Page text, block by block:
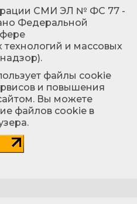
СМИ ЭЛ № ФС 77 -
Федеральной
и массовых
файлы cookie
и повышения
Вы можете
файлов cookie в